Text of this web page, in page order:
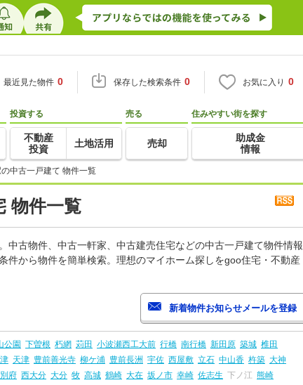
最近見た物件 0 保存した検索条件 0 お気に入り 0
投資する
不動産
投資
土地活用
売る
売却
住みやすい街を探す
助成金
情報
の中古一戸建て 物件一覧
物件一覧
古物件、中古一軒家、中古建売住宅などの中古一戸建て物件情報
から物件を簡単検索。理想のマイホーム探しをgoo住宅・不動産
公園 下曽根 朽網 苅田 小波瀬西工大前 行橋 南行橋 新田原 築城 椎田
天津 豊前善光寺 柳ケ浦 豊前長洲 宇佐 西屋敷 立石 中山香 杵築 大神
府 西大分 大分 牧 高城 鶴崎 大在 坂ノ市 幸崎 佐志生 下ノ江 熊崎